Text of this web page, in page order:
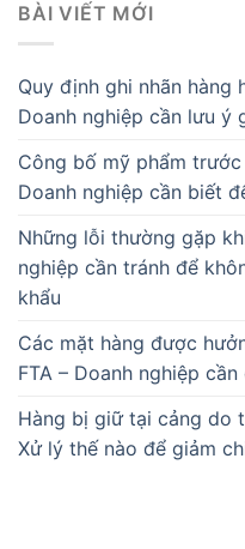
BÀI VIẾT MỚI
Quy định ghi nhãn hàng
Doanh nghiệp cần lưu ý
Công bố mỹ phẩm
Doanh nghiệp cần biết
Những lỗi thường gặp
nghiệp cần tránh để
khẩu
Các mặt hàng được
FTA – Doanh nghiệp
Hàng bị giữ tại cảng do
Xử lý thế nào để giảm